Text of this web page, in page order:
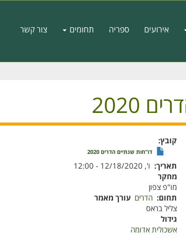
אירועים ספריה תחומים צור קשר
2020
קובץ
דו"חות שנתיים הדרים 2020
תאריך ו', 12/18/2020 - 12:00
מחקר
מו"פ צפון
תחום הדרים עורך מאמר
צליל בראס
גידול
אשכולית אדומה